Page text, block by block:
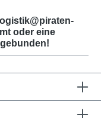
oder eine